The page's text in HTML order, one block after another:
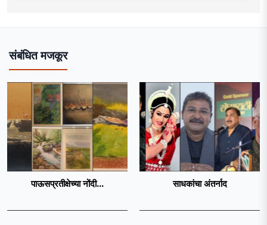
संबंधित मजकूर
पाऊसप्रतीक्षेच्या नोंदी... साधकांचा अंतर्नाद